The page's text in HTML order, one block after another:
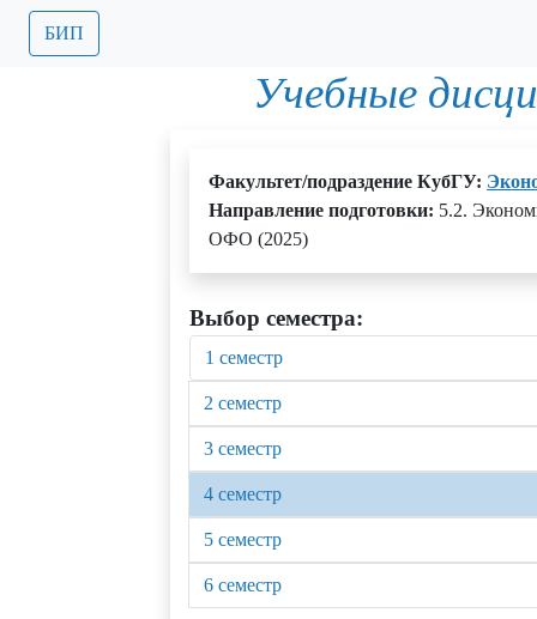
БИП
Учебные
Факультет/подраздение КубГУ:
Направление подготовки: 5.2.
ОФО (2025)
Выбор семестра:
1 семестр
2 семестр
3 семестр
4 семестр
5 семестр
6 семестр